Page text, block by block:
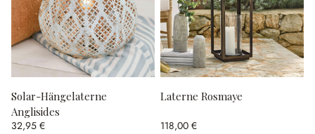
Solar-Hängelaterne
Anglisides
32,95 €
Laterne Rosmaye
118,00 €